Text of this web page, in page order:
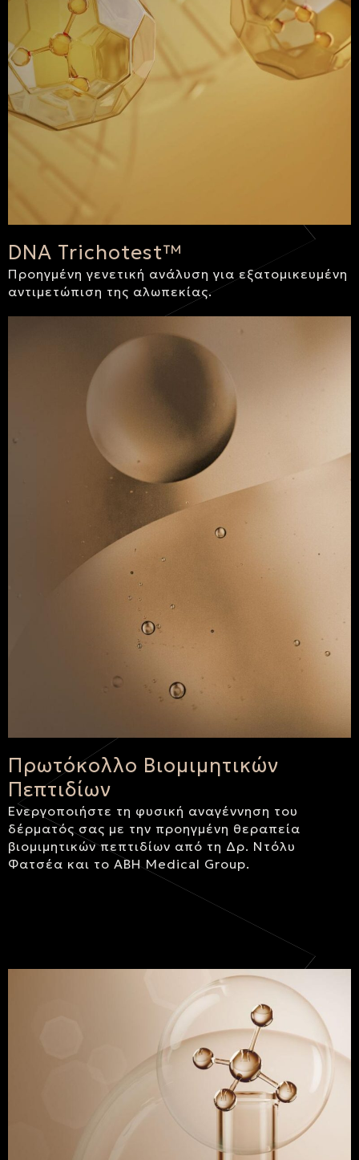
DNA Trichotest™
Προηγμένη γενετική ανάλυση για εξατομικευμένη
αντιμετώπιση της αλωπεκίας.
Πρωτόκολλο Βιομιμητικών
Πεπτιδίων
Ενεργοποιήστε τη φυσική αναγέννηση του
δέρματός σας με την προηγμένη θεραπεία
βιομιμητικών πεπτιδίων από τη Δρ. Ντόλυ
Φατσέα και το ABH Medical Group.